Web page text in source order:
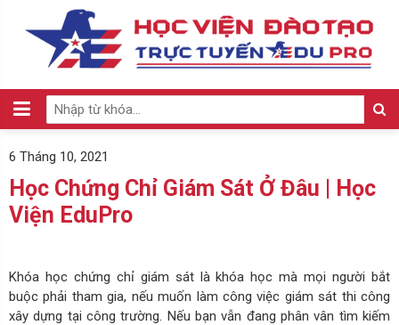
6 Tháng 10, 2021
Học Chứng Chỉ Giám Sát Ở Đâu | Học
Viện EduPro
Khóa học chứng chỉ giám sát là khóa học mà mọi người bắt
buộc phải tham gia, nếu muốn làm công việc giám sát thi công
xây dựng tại công trường. Nếu bạn vẫn đang phân vân tìm kiếm